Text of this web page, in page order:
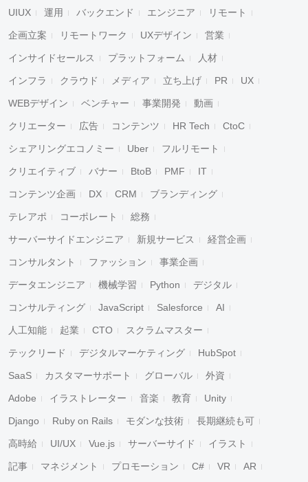
UIUX 運用 バックエンド エンジニア リモート
企画立案 リモートワーク UXデザイン 営業
インサイドセールス プラットフォーム 人材
インフラ クラウド メディア 立ち上げ PR UX
WEBデザイン ベンチャー 事業開発 動画
クリエーター 広告 コンテンツ HR Tech CtoC
シェアリングエコノミー Uber フルリモート
クリエイティブ バナー BtoB PMF IT
コンテンツ企画 DX CRM ブランディング
テレアポ コーポレート 総務
サーバーサイドエンジニア 新規サービス 経営企画
コンサルタント ファッション 事業企画
データエンジニア 機械学習 Python デジタル
コンサルティング JavaScript Salesforce AI
人工知能 起業 CTO スクラムマスター
テックリード デジタルマーケティング HubSpot
SaaS カスタマーサポート グローバル 外資
Adobe イラストレーター 音楽 教育 Unity
Django Ruby on Rails モダンな技術 長期継続も可
高時給 UI/UX Vue.js サーバーサイド イラスト
記事 マネジメント プロモーション C# VR AR